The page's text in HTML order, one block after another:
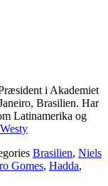
i Akademiet
Brasilien. Har
Latinamerika og
Brasilien, Niels
Gomes, Hadda,